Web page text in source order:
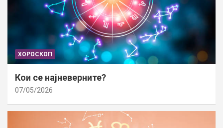
ХОРОСКОП
Кои се најневерните?
07/05/2026